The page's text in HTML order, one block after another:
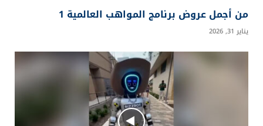
من أجمل عروض برنامج المواهب العالمية 1
يناير 31, 2026